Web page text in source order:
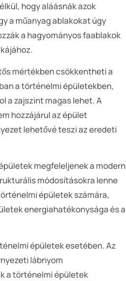
hogy aláásnák azok
a műanyag ablakokat úgy
a hagyományos faablakok
mértékben csökkentheti a
a történelmi épületekben,
a zajszint magas lehet. A
hozzájárul az épület
lehetővé teszi az eredeti
megfeleljenek a modern
módosításokra lenne
épületek számára,
energiahatékonysága és a
épületek esetében. Az
lábnyom
a történelmi épületek